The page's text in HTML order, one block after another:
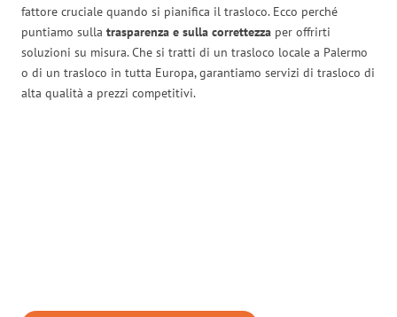
fattore cruciale quando si pianifica il trasloco. Ecco perché
puntiamo sulla trasparenza e sulla correttezza per offrirti
soluzioni su misura. Che si tratti di un trasloco locale a Palermo
o di un trasloco in tutta Europa, garantiamo servizi di trasloco di
alta qualità a prezzi competitivi.